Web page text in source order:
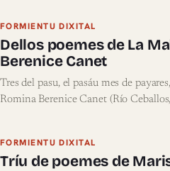
FORMIENTU DIXITAL
Dellos poemes de La
Berenice Canet
Tres del pasu, el pasáu mes de
Romina Berenice Canet (Río
FORMIENTU DIXITAL
Tríu de poemes de